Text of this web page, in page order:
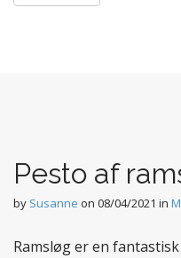
Pesto af
by Susanne on 08/04/2021 in
Ramsløg er en